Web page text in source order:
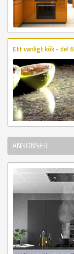
Ett vanligt kök - del 6
ANNONSER